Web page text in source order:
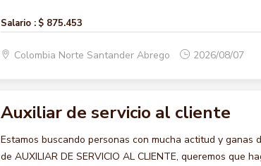
Salario : $ 875.453
Colombia Norte Santander Abrego 2026/08/07
Auxiliar de servicio al cliente
Estamos buscando personas con mucha actitud y ganas
de AUXILIAR DE SERVICIO AL CLIENTE, queremos que